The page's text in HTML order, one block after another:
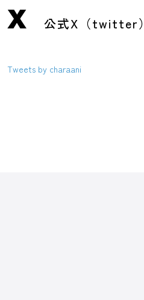
X 公式X（twitter）
Tweets by charaani